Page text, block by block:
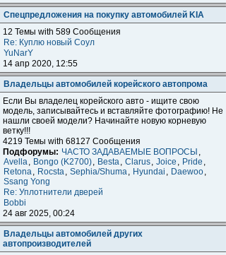
Спецпредложения на покупку автомобилей KIA
12 Темы with 589 Сообщения
Re: Куплю новый Соул
YuNarY
14 апр 2020, 12:55
Владельцы автомобилей корейского автопрома
Если Вы владелец корейского авто - ищите свою
модель, записывайтесь и вставляйте фотографию! Не
нашли своей модели? Начинайте новую корневую
ветку!!!
4219 Темы with 68127 Сообщения
Подфорумы: ЧАСТО ЗАДАВАЕМЫЕ ВОПРОСЫ ,
Avella, Bongo (K2700), Besta, Clarus, Joice , Pride ,
Retona, Rocsta, Sephia/Shuma, Hyundai , Daewoo,
Ssang Yong
Re: Уплотнители дверей
Bobbi
24 авг 2025, 00:24
Владельцы автомобилей других
автопроизводителей